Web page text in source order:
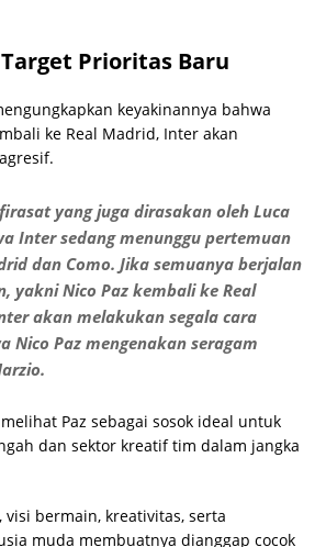
Target Prioritas Baru
keyakinannya bahwa
ke Real Madrid, Inter akan
yang juga dirasakan oleh Luca
Inter sedang menunggu pertemuan
dan Como. Jika semuanya berjalan
yakni Nico Paz kembali ke Real
akan melakukan segala cara
Nico Paz mengenakan seragam
Paz sebagai sosok ideal untuk
dan sektor kreatif tim dalam jangka
visi bermain, kreativitas, serta
muda membuatnya dianggap cocok